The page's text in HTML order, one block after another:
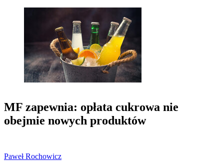
MF zapewnia: opłata cukrowa nie
obejmie nowych produktów
Paweł Rochowicz